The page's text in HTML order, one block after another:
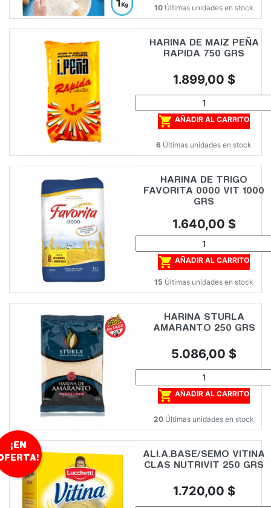
10 Últimas unidades en stock
HARINA DE MAIZ PEÑA
RAPIDA 750 GRS
Precio
1.899,00 $
 AÑADIR AL CARRITO
6 Últimas unidades en stock
HARINA DE TRIGO
FAVORITA 0000 VIT 1000
GRS
Precio
1.640,00 $
 AÑADIR AL CARRITO
15 Últimas unidades en stock
HARINA STURLA
AMARANTO 250 GRS
Precio
5.086,00 $
 AÑADIR AL CARRITO
20 Últimas unidades en stock
ALI.A.BASE/SEMO VITINA
CLAS NUTRIVIT 250 GRS
Precio
1.720,00 $
¡EN